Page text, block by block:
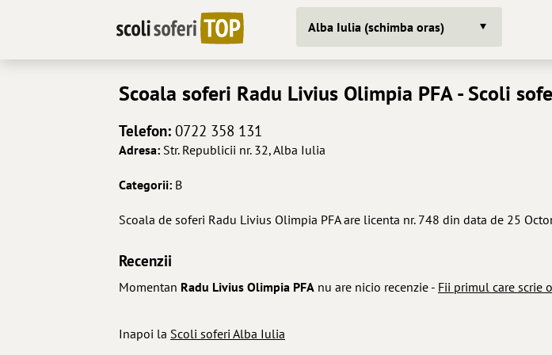
Alba Iulia (schimba oras)
Scoala soferi Radu Livius Olimpia PFA- Scoli
Telefon: 0722 358 131
Adresa: Str. Republicii nr. 32, Alba Iulia
Categorii: B
Scoala de soferi Radu Livius Olimpia PFA are licenta nr. 748 din data de 25
Recenzii
Momentan Radu Livius Olimpia PFA nu are nicio recenzie - Fii primul care scrie
Inapoi la Scoli soferi Alba Iulia